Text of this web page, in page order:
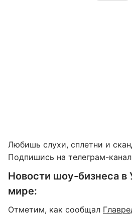
Любишь слухи, сплетни и
Подпишись на телеграм-канал
Новости шоу-бизнеса в
мире:
Отметим, как сообщал